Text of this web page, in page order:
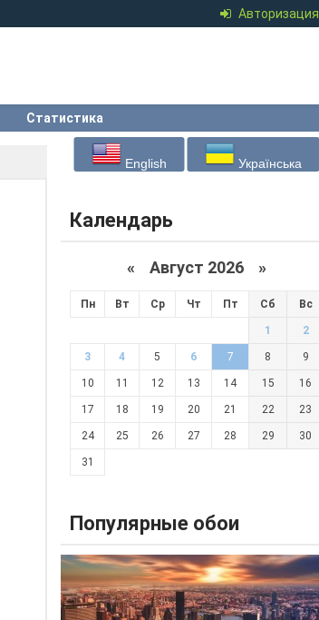
Авторизация
Статистика
English Українська
Календарь
« Август 2026 »
Пн Вт Ср Чт Пт Сб Вс
1 2
3 4 5 6 7 8 9
10 11 12 13 14 15 16
17 18 19 20 21 22 23
24 25 26 27 28 29 30
31
Популярные обои